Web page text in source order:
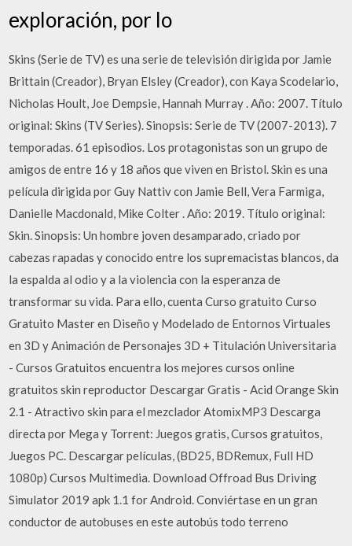
exploración, por lo
Skins (Serie de TV) es una serie de televisión dirigida por Jamie
Brittain (Creador), Bryan Elsley (Creador), con Kaya Scodelario,
Nicholas Hoult, Joe Dempsie, Hannah Murray . Año: 2007. Título
original: Skins (TV Series). Sinopsis: Serie de TV (2007-2013). 7
temporadas. 61 episodios. Los protagonistas son un grupo de
amigos de entre 16 y 18 años que viven en Bristol. Skin es una
película dirigida por Guy Nattiv con Jamie Bell, Vera Farmiga,
Danielle Macdonald, Mike Colter . Año: 2019. Título original:
Skin. Sinopsis: Un hombre joven desamparado, criado por
cabezas rapadas y conocido entre los supremacistas blancos, da
la espalda al odio y a la violencia con la esperanza de
transformar su vida. Para ello, cuenta Curso gratuito Curso
Gratuito Master en Diseño y Modelado de Entornos Virtuales
en 3D y Animación de Personajes 3D + Titulación Universitaria
- Cursos Gratuitos encuentra los mejores cursos online
gratuitos skin reproductor Descargar Gratis - Acid Orange Skin
2.1 - Atractivo skin para el mezclador AtomixMP3 Descarga
directa por Mega y Torrent: Juegos gratis, Cursos gratuitos,
Juegos PC. Descargar películas, (BD25, BDRemux, Full HD
1080p) Cursos Multimedia. Download Offroad Bus Driving
Simulator 2019 apk 1.1 for Android. Conviértase en un gran
conductor de autobuses en este autobús todo terreno